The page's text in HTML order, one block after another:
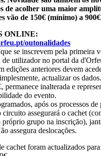
de acolher uma maior
vão de 150€ (mínimo) a
ONLINE:
outonalidades
se inscrevem pela primeira
de utilizador no portal da
edições anteriores devem
actualizar os
permanece inalterada e
do evento.
após os processos de
assegurará o cachet
grupo na inscrição),
assegura deslocações.
cachet foram actualizados para: